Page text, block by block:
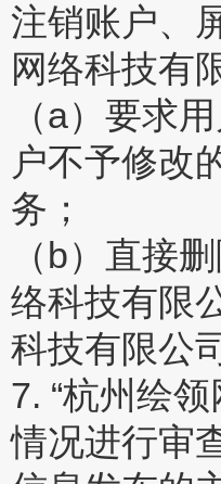
注销账户、
网络科技有
（a）要求
户不予修改
务；
（b）直接
络科技有限
科技有限公
7. “杭州绘
情况进行审